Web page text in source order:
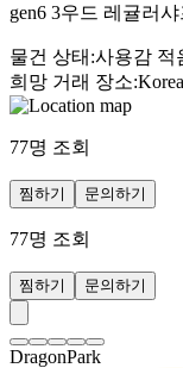
gen6 3우드 레귤러샤
물건 상태 :사용감 적
희망 거래 장소:
77명 조회
찜하기 문의하기
77명 조회
찜하기 문의하기
DragonPark